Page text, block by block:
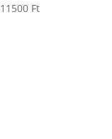
11500 Ft